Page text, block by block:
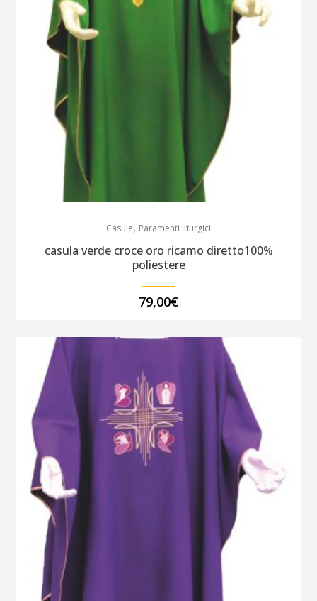
Casule, Paramenti liturgici
casula verde croce oro ricamo diretto100%
poliestere
79,00€